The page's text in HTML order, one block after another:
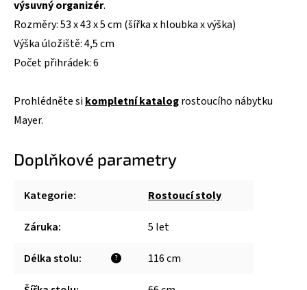
výsuvný organizér.
Rozměry: 53 x 43 x 5 cm (šířka x hloubka x výška)
Výška úložiště: 4,5 cm
Počet přihrádek: 6
Prohlédněte sikompletní katalogrostoucího nábytku
Mayer.
Doplňkové parametry
Kategorie: Rostoucí stoly
Záruka: 5 let
?
Délka stolu: 116 cm